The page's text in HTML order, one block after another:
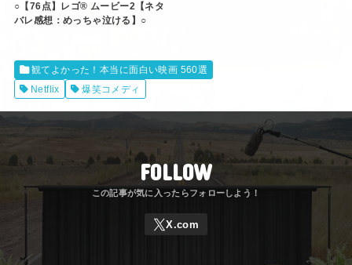
○【76点】レゴ® ムービー2【ネタ
バレ感想：めっちゃ泣ける】○
観てよかった！本当に面白い映画 560選
Netflix
爆笑コメディ
FOLLOW